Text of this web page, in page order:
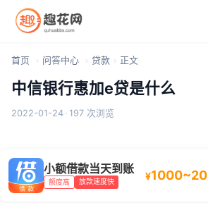
首页 问答中心 贷款 正文
中信银行惠加e贷是什么
2022-01-24 · 197 次浏览
小额借款当天到账
额度高 放款速度快 ¥